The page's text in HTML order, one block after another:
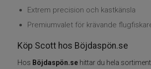
Trolling
Specimenfiske
Extrem precision och kastkänsla
Premiumvalet för krävande
Köp Scott hos Böjdaspön.se
Hos Böjdaspön.se hittar du hela